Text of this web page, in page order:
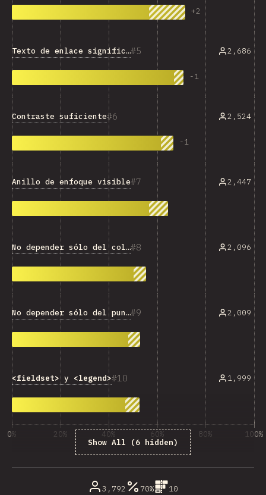
+2
5
Texto de enlace significativo
-1
2,686
6
Contraste suficiente
-1
2,524
7
Anillo de enfoque visible 2,447
8
No depender sólo del color 2,096
9
No depender sólo del puntero 2,009
10
<fieldset>y <legend> 1,999
Show All (6 hidden)
0% 20% 40% 60% 80% 100%
3,792 70% 10